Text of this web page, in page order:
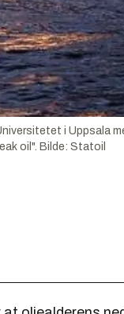
i Uppsala
oil". Bilde: Statoil